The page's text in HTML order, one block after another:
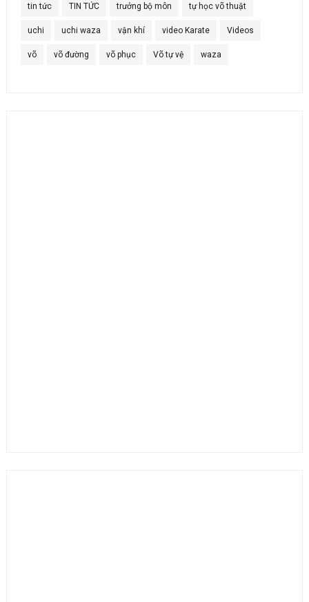
tin tức TIN TỨC trưởng bộ môn tự học võ thuật
uchi uchi waza vận khí video Karate Videos
võ võ đường võ phục Võ tự vệ waza